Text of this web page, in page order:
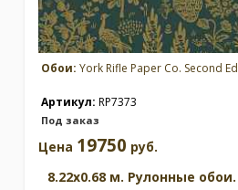
Обои: York Rifle Paper Co. Second
Артикул: RP7373
Под заказ
Цена 19750 руб.
8.22x0.68 м. Рулонные